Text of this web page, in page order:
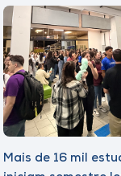
Mais de 16 mil